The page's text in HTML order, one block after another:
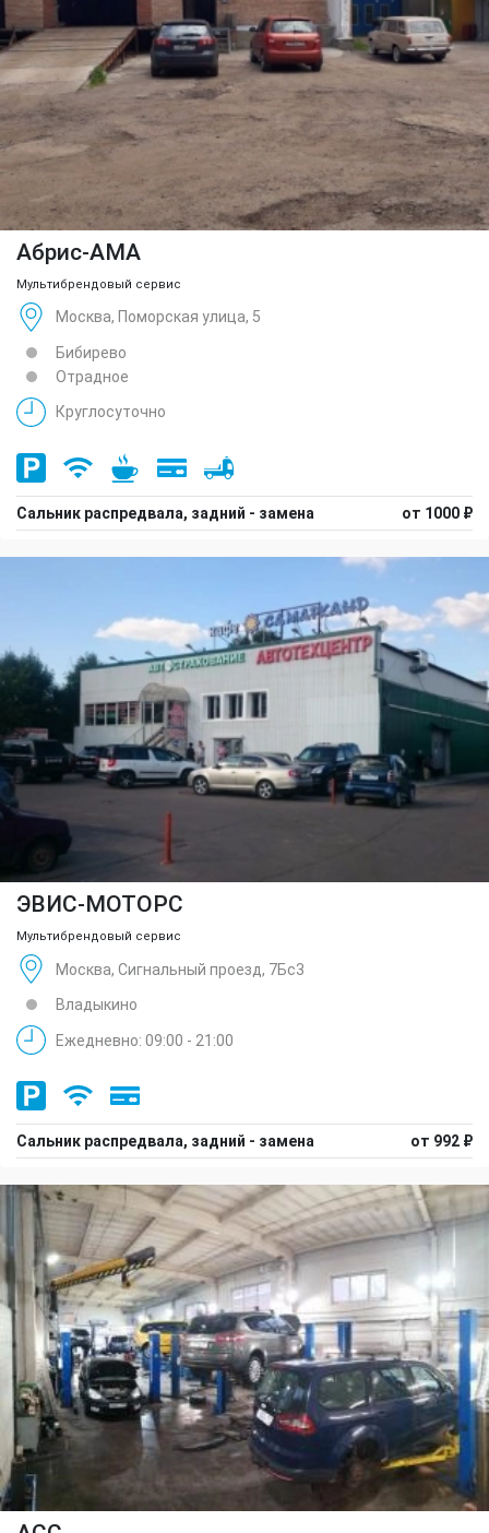
Абрис-АМА
Мультибрендовый сервис
Москва, Поморская улица, 5
Бибирево
Отрадное
Круглосуточно
Сальник распредвала, задний - замена от 1000 ₽
ЭВИС-МОТОРС
Мультибрендовый сервис
Москва, Сигнальный проезд, 7Бс3
Владыкино
Ежедневно: 09:00 - 21:00
Сальник распредвала, задний - замена от 992 ₽